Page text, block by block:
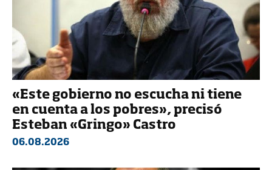
«Este gobierno no escucha ni tiene
en cuenta a los pobres», precisó
Esteban «Gringo» Castro
06.08.2026